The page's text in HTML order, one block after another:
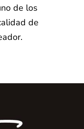
de los
de